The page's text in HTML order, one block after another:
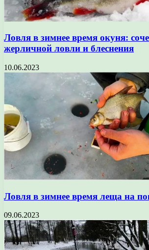
Ловля в зимнее время окуня:
жерличной ловли и блеснения
10.06.2023
Ловля в зимнее время леща на
09.06.2023